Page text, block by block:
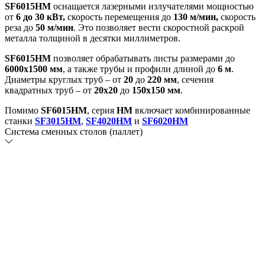
SF6015HM оснащается лазерными излучателями мощностью
от 6 до 30 кВт, скорость перемещения до 130 м/мин, скорость
реза до 50 м/мин. Это позволяет вести скоростной раскрой
металла толщиной в десятки миллиметров.
SF6015HM позволяет обрабатывать листы размерами до
6000х1500 мм, а также трубы и профили длиной до 6 м.
Диаметры круглых труб – от 20 до 220 мм, сечения
квадратных труб – от 20х20 до 150х150 мм.
Помимо SF6015HM, серия HM включает комбинированные
станки SF3015HM, SF4020HM и SF6020HM
Система сменных столов (паллет)